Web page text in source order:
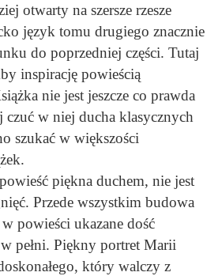
otwarty na szersze rzesze
język tomu drugiego znacznie
do poprzedniej części. Tutaj
inspirację powieścią
nie jest jeszcze co prawda
czuć w niej ducha klasycznych
szukać w większości
piękna duchem, nie jest
Przede wszystkim budowa
powieści ukazane dość
pełni. Piękny portret Marii
który walczy z